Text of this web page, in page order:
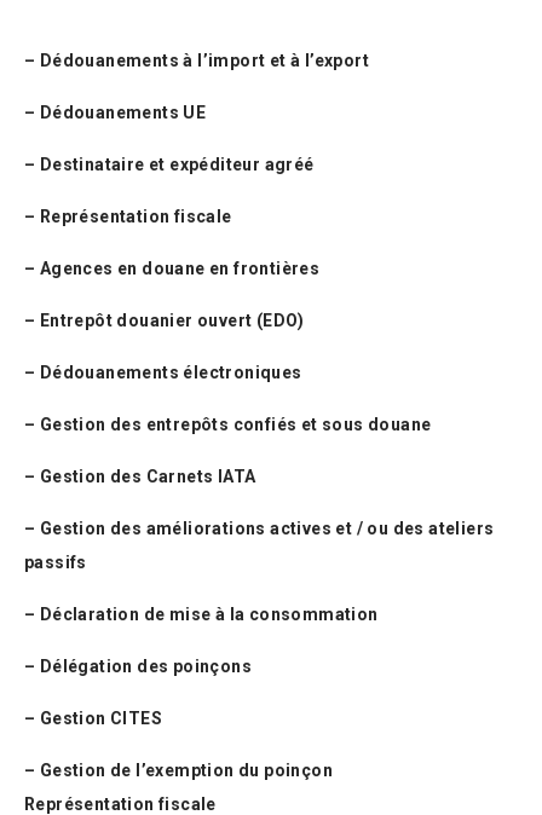
– Dédouanements à l’import et à l’export
– Dédouanements UE
– Destinataire et expéditeur agréé
– Représentation fiscale
– Agences en douane en frontières
– Entrepôt douanier ouvert (EDO)
– Dédouanements électroniques
– Gestion des entrepôts confiés et sous douane
– Gestion des Carnets IATA
– Gestion des améliorations actives et / ou des ateliers
passifs
– Déclaration de mise à la consommation
– Délégation des poinçons
– Gestion CITES
– Gestion de l’exemption du poinçon
Représentation fiscale